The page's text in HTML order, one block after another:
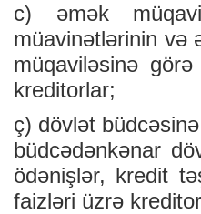
c) əmək
müavinətlərinin və
müqaviləsinə
kreditorlar;
ç) dövlət
büdcədənkənar
ödənişlər, kredit
faizləri üzrə